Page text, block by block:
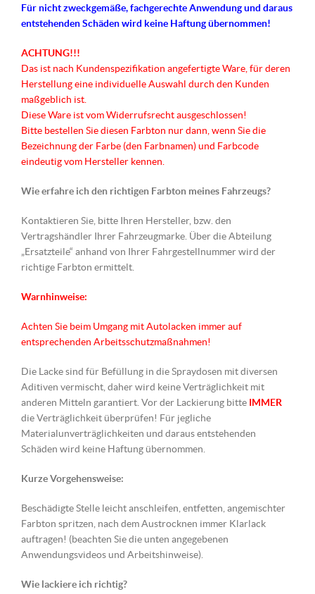
Für nichtzweckgemäße, fachgerechte Anwendung und daraus
entstehenden Schäden wird keine Haftung übernommen!
ACHTUNG!!!
Das ist nach Kundenspezifikation angefertigte Ware, für deren
Herstellung eine individuelle Auswahl durch den Kunden
maßgeblich ist.
Diese Ware ist vom Widerrufsrecht ausgeschlossen!
Bitte bestellen Sie diesen Farbton nur dann, wenn Sie die
Bezeichnung der Farbe (den Farbnamen) und Farbcode
eindeutig vom Hersteller kennen.
Wie erfahre ich den richtigen Farbton meines Fahrzeugs?
Kontaktieren Sie, bitte Ihren Hersteller, bzw. den
Vertragshändler Ihrer Fahrzeugmarke. Über die Abteilung
„Ersatzteile“ anhand von Ihrer Fahrgestellnummer wird der
richtige Farbton ermittelt.
Warnhinweise:
Achten Sie beim Umgang mit Autolacken immer auf
entsprechenden Arbeitsschutzmaßnahmen!
Die Lacke sind für Befüllung in die Spraydosen mit diversen
Aditiven vermischt, daher wird keine Verträglichkeit mit
anderen Mitteln garantiert. Vor der Lackierung bitte IMMER
die Verträglichkeit überprüfen! Für jegliche
Materialunverträglichkeiten und daraus entstehenden
Schäden wird keine Haftung übernommen.
Kurze Vorgehensweise:
Beschädigte Stelle leicht anschleifen, entfetten, angemischter
Farbton spritzen, nach dem Austrocknen immer Klarlack
auftragen! (beachten Sie die unten angegebenen
Anwendungsvideos und Arbeitshinweise).
Wie lackiere ich richtig?